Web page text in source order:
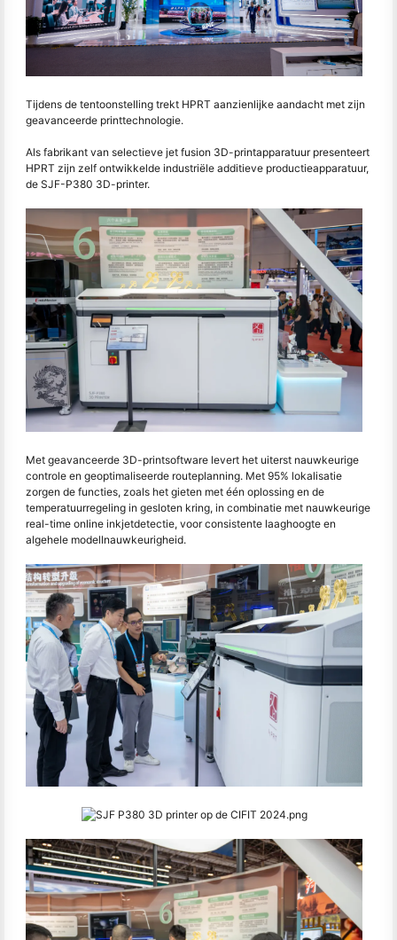
Tijdens de tentoonstelling trekt HPRT aanzienlijke aandacht met zijn
geavanceerde printtechnologie.
Als fabrikant van selectieve jet fusion 3D-printapparatuur presenteert
HPRT zijn zelf ontwikkelde industriële additieve productieapparatuur,
de SJF-P380 3D-printer.
Met geavanceerde 3D-printsoftware levert het uiterst nauwkeurige
controle en geoptimaliseerde routeplanning. Met 95% lokalisatie
zorgen de functies, zoals het gieten met één oplossing en de
temperatuurregeling in gesloten kring, in combinatie met nauwkeurige
real-time online inkjetdetectie, voor consistente laaghoogte en
algehele modellnauwkeurigheid.